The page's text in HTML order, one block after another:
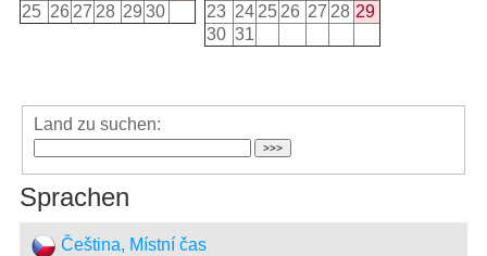
25 26 27 28 29 30
23 24 25 26 27 28 29
30 31
Land zu suchen:
Sprachen
Čeština, Místní čas